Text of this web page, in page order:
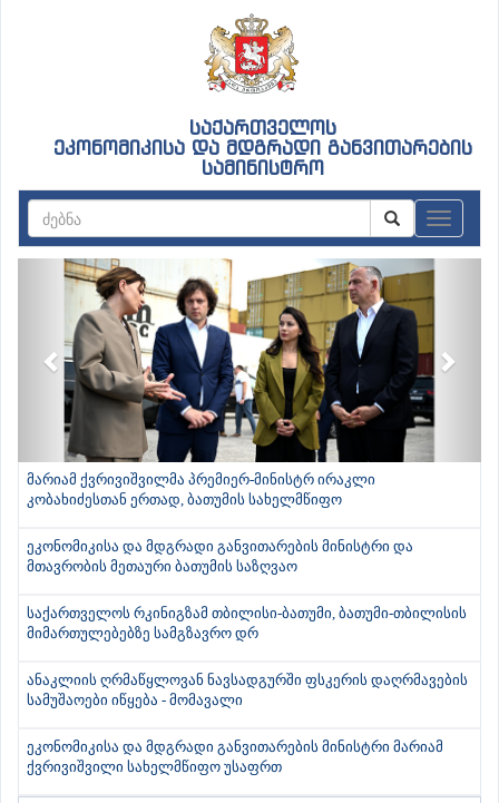
საქართველოს
ეკონომიკისა და მდგრადი განვითარების
სამინისტრო
Previous
მარიამ ქვრივიშვილმა პრემიერ-მინისტრ ირაკლი
კობახიძესთან ერთად, ბათუმის სახელმწიფო
ეკონომიკისა და მდგრადი განვითარების მინისტრი და
მთავრობის მეთაური ბათუმის საზღვაო
საქართველოს რკინიგზამ თბილისი-ბათუმი, ბათუმი-თბილისის
მიმართულებებზე სამგზავრო დრ
ანაკლიის ღრმაწყლოვან ნავსადგურში ფსკერის დაღრმავების
სამუშაოები იწყება - მომავალი
ეკონომიკისა და მდგრადი განვითარების მინისტრი მარიამ
ქვრივიშვილი სახელმწიფო უსაფრთ